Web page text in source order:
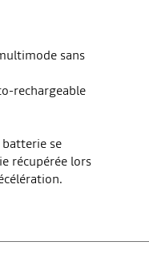
sans
rechargeable
se
récupérée lors